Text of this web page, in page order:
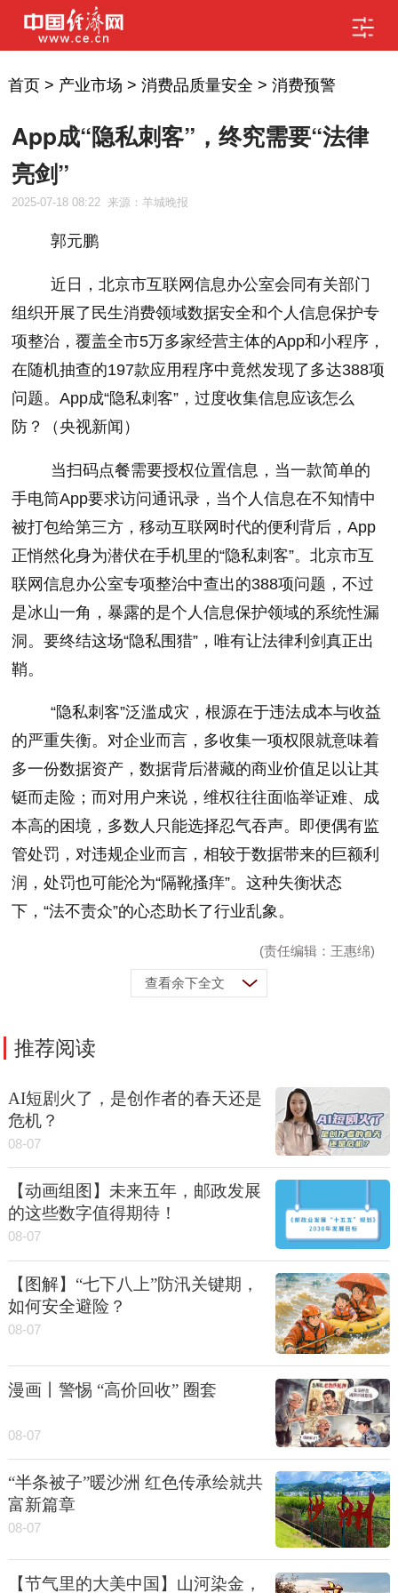
首页> 产业市场 > 消费品质量安全 > 消费预警
App成“隐私刺客”，终究需要“法律
亮剑”
2025-07-18 08:22 来源：羊城晚报
郭元鹏
近日，北京市互联网信息办公室会同有关部门
组织开展了民生消费领域数据安全和个人信息保护专
项整治，覆盖全市5万多家经营主体的App和小程序，
在随机抽查的197款应用程序中竟然发现了多达388项
问题。App成“隐私刺客”，过度收集信息应该怎么
防？（央视新闻）
当扫码点餐需要授权位置信息，当一款简单的
手电筒App要求访问通讯录，当个人信息在不知情中
被打包给第三方，移动互联网时代的便利背后，App
正悄然化身为潜伏在手机里的“隐私刺客”。北京市互
联网信息办公室专项整治中查出的388项问题，不过
是冰山一角，暴露的是个人信息保护领域的系统性漏
洞。要终结这场“隐私围猎”，唯有让法律利剑真正出
鞘。
“隐私刺客”泛滥成灾，根源在于违法成本与收益
的严重失衡。对企业而言，多收集一项权限就意味着
多一份数据资产，数据背后潜藏的商业价值足以让其
铤而走险；而对用户来说，维权往往面临举证难、成
本高的困境，多数人只能选择忍气吞声。即便偶有监
管处罚，对违规企业而言，相较于数据带来的巨额利
润，处罚也可能沦为“隔靴搔痒”。这种失衡状态
下，“法不责众”的心态助长了行业乱象。
(责任编辑：王惠绵)
查看余下全文
推荐阅读
AI短剧火了，是创作者的春天还是
危机？
08-07
【动画组图】未来五年，邮政发展
的这些数字值得期待！
08-07
【图解】“七下八上”防汛关键期，
如何安全避险？
08-07
漫画丨警惕 “高价回收” 圈套
08-07
“半条被子”暖沙洲 红色传承绘就共
富新篇章
08-07
【节气里的大美中国】山河染金，